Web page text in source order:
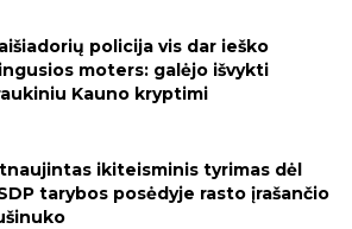
policija vis dar ieško
moters: galėjo išvykti
Kauno kryptimi
ikiteisminis tyrimas dėl
tarybos posėdyje rasto įrašančio